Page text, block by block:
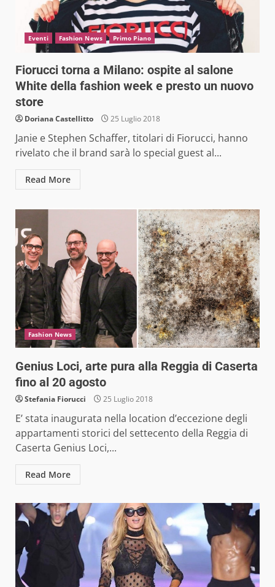
Eventi Fashion News Primo Piano
Fiorucci torna a Milano: ospite al salone
White della fashion week e presto un nuovo
store
Doriana Castellitto 25 Luglio 2018
Janie e Stephen Schaffer, titolari di Fiorucci, hanno
rivelato che il brand sarà lo special guest al...
Read More
Fashion News
Genius Loci, arte pura alla Reggia di Caserta
fino al 20 agosto
Stefania Fiorucci 25 Luglio 2018
E’ stata inaugurata nella location d’eccezione degli
appartamenti storici del settecento della Reggia di
Caserta Genius Loci,...
Read More